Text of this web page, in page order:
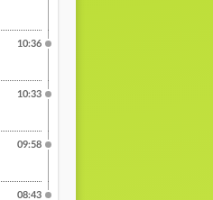
10:36
10:33
09:58
08:43